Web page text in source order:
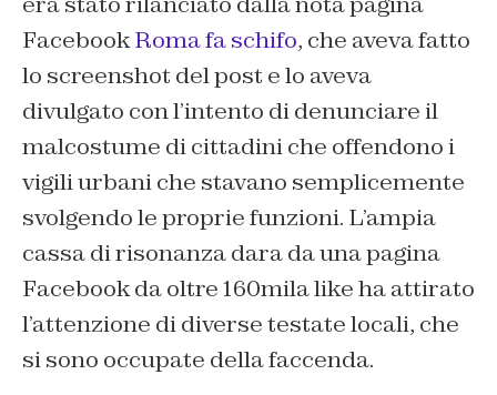
FacebookRoma fa schifo, che aveva fatto
lo screenshot del post e lo aveva
divulgato con l’intento di denunciare il
malcostume di cittadini che offendono i
vigili urbani che stavano semplicemente
svolgendo le proprie funzioni. L’ampia
cassa di risonanza dara da una pagina
Facebook da oltre 160mila like ha attirato
l’attenzione di diverse testate locali, che
si sono occupate della faccenda.